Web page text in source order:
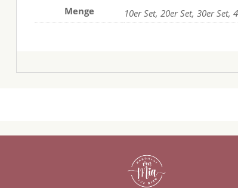
Menge 10er Set, 20er Set, 30er Set,